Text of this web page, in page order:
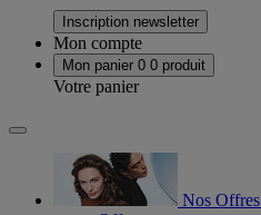
Inscription newsletter
Mon compte
Mon panier 0 0 produit
Votre panier
Nos Offres